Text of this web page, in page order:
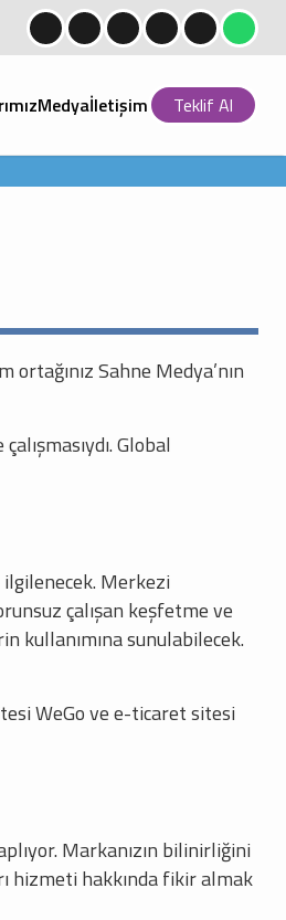
Medyaİletişim Teklif Al
Sahne Medya’nın
Global
Merkezi
çalışan keşfetme ve
sunulabilecek.
WeGo ve e-ticaret sitesi
Markanızın bilinirliğini
hizmeti hakkında fikir almak